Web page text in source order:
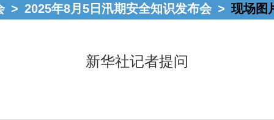
> 2025年8月5日汛期安全知识发布会 > 现场图
新华社记者提问